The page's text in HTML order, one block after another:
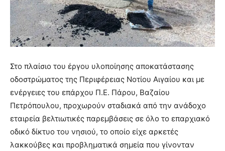
Στο πλαίσιο του έργου υλοποίησης αποκατάστασης
οδοστρώματος της Περιφέρειας Νοτίου Αιγαίου και με
ενέργειες του επάρχου Π.Ε. Πάρου, Βαζαίου
Πετρόπουλου, προχωρούν σταδιακά από την ανάδοχο
εταιρεία βελτιωτικές παρεμβάσεις σε όλο το επαρχιακό
οδικό δίκτυο του νησιού, το οποίο είχε αρκετές
λακκούβες και προβληματικά σημεία που γίνονταν